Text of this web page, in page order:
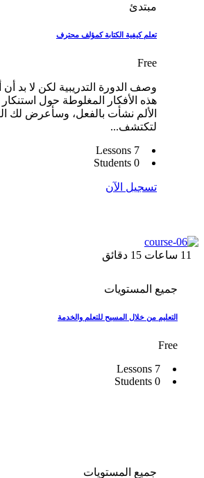
مبتدئ
تعلم كيفية الكتابة كمؤلف محترف
Free
وصف الدورة التدريبية لكن لا بد
هذه الأفكار المغلوطة حول
الألم نشأت بالفعل، وسأعرض لك
لتكتشف...
7 Lessons
0 Students
تسجيل الآن
ساعات دقائق
جميع المستويات
التعليم من خلال المسيح للتعلم والخدمة
Free
7 Lessons
0 Students
جميع المستويات